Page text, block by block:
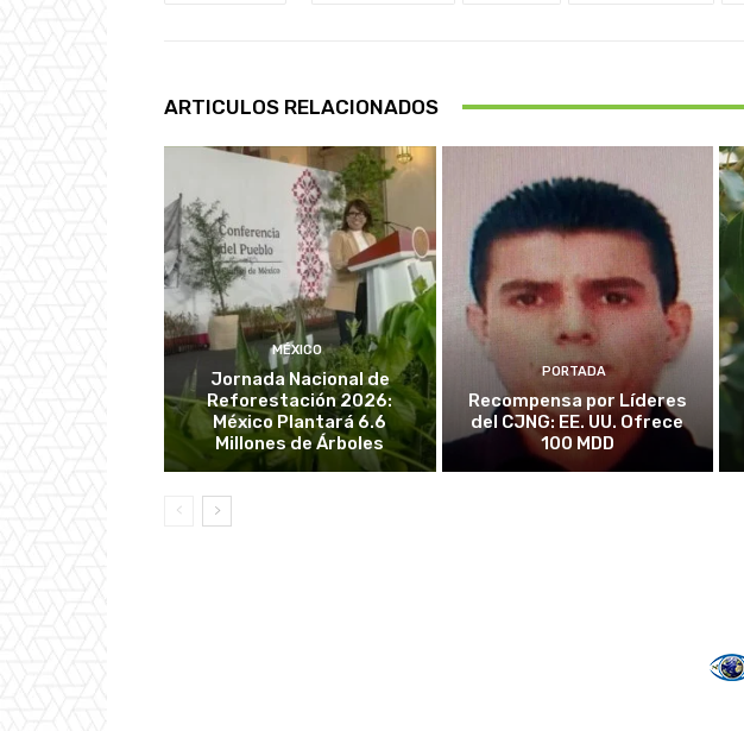
ARTICULOS RELACIONADOS
MÉXICO
Jornada Nacional de
Reforestación 2026:
México Plantará 6.6
Millones de Árboles
PORTADA
Recompensa por Líderes
del CJNG: EE. UU. Ofrece
100 MDD